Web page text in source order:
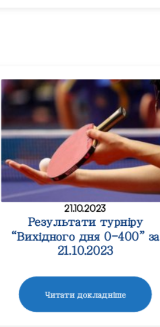
21.10.2023
Результати турніру
“Вихідного дня 0-400” за
21.10.2023
Читати докладніше